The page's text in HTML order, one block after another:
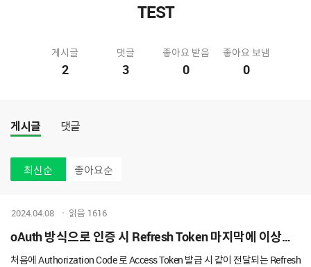
TEST
게시글
2
댓글
3
좋아요 받음
0
좋아요 보냄
0
게시글 댓글
최신순 좋아요순
oAuth 방식으로 인증 시 Refresh Token 마지막에 이상한 값이 추가되어 반환됩니다.
처음에 Authorization Code 로 Access Token 발급 시 같이 전달되는 Refresh
2024.04.08 읽음 1616